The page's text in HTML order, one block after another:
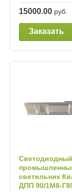
15000.00 руб.
Заказать
Светодиодный
светильник
ДПП 90/1М8-